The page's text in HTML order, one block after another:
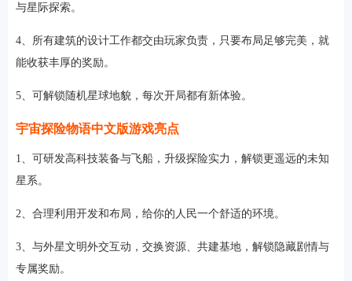
与星际探索。
4、所有建筑的设计工作都交由玩家负责，只要布局足够完美，就
能收获丰厚的奖励。
5、可解锁随机星球地貌，每次开局都有新体验。
宇宙探险物语中文版游戏亮点
1、可研发高科技装备与飞船，升级探险实力，解锁更遥远的未知
星系。
2、合理利用开发和布局，给你的人民一个舒适的环境。
3、与外星文明外交互动，交换资源、共建基地，解锁隐藏剧情与
专属奖励。